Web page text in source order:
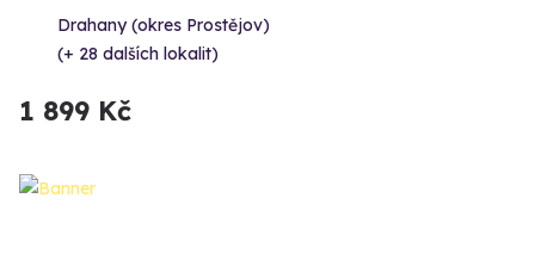
Drahany (okres Prostějov)
(+ 28 dalších lokalit)
1 899 Kč